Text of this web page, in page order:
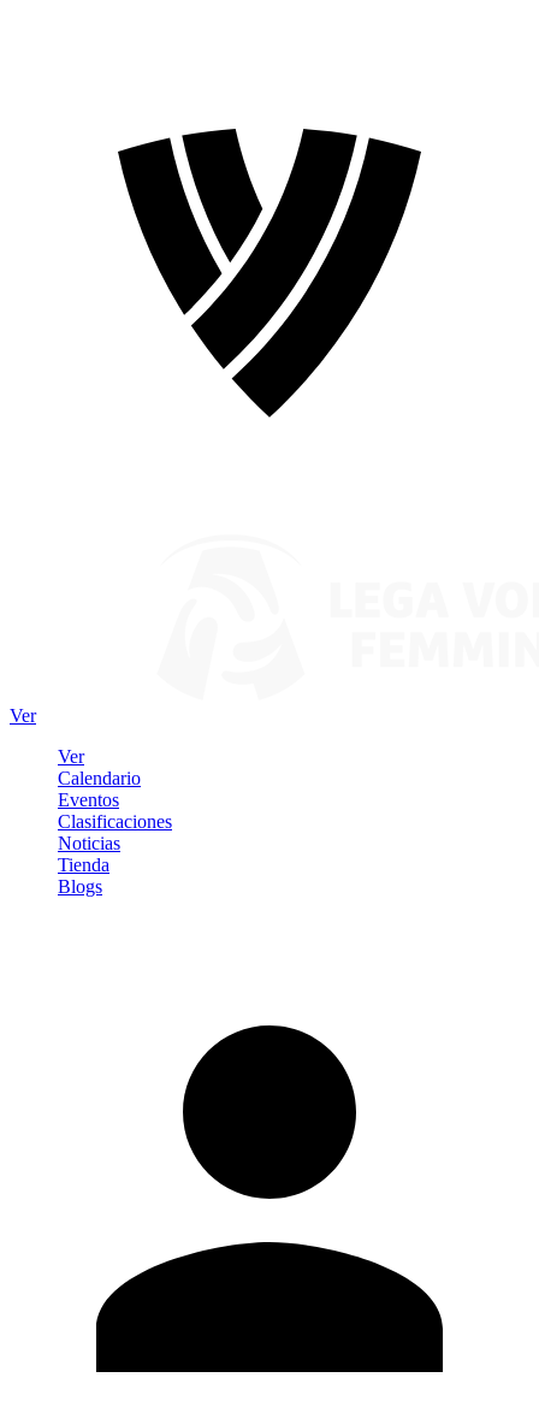
Ver
Ver
Calendario
Eventos
Clasificaciones
Noticias
Tienda
Blogs